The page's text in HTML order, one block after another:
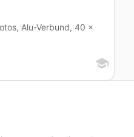
Alu-Verbund, 40 x